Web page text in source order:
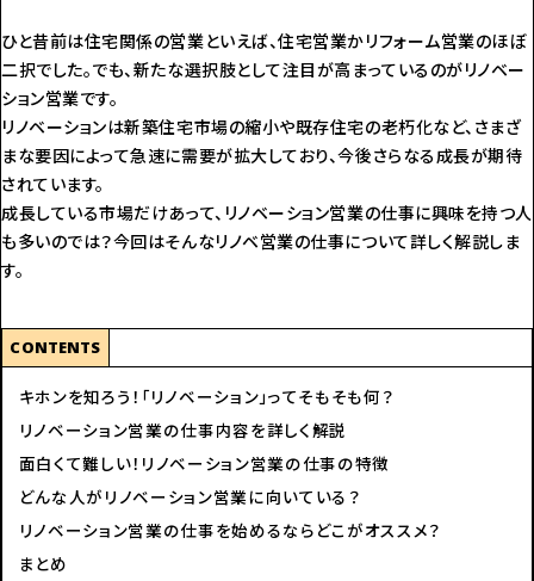
ひと昔前は住宅関係の営業といえば、住宅営業かリフォーム営業のほぼ
二択でした。でも、新たな選択肢として注目が高まっているのがリノベー
ション営業です。
リノベーションは新築住宅市場の縮小や既存住宅の老朽化など、さまざ
まな要因によって急速に需要が拡大しており、今後さらなる成長が期待
されています。
成長している市場だけあって、リノベーション営業の仕事に興味を持つ人
も多いのでは？今回はそんなリノベ営業の仕事について詳しく解説しま
す。
CONTENTS
キホンを知ろう！「リノベーション」ってそもそも何？
リノベーション営業の仕事内容を詳しく解説
面白くて難しい！リノベーション営業の仕事の特徴
どんな人がリノベーション営業に向いている？
リノベーション営業の仕事を始めるならどこがオススメ？
まとめ